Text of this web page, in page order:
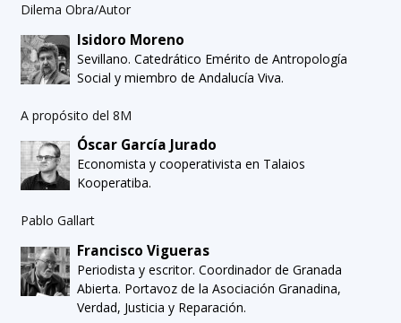
Dilema Obra/Autor
Isidoro Moreno
Sevillano. Catedrático Emérito de Antropología
Social y miembro de Andalucía Viva.
A propósito del 8M
Óscar García Jurado
Economista y cooperativista en Talaios
Kooperatiba.
Pablo Gallart
Francisco Vigueras
Periodista y escritor. Coordinador de Granada
Abierta. Portavoz de la Asociación Granadina,
Verdad, Justicia y Reparación.